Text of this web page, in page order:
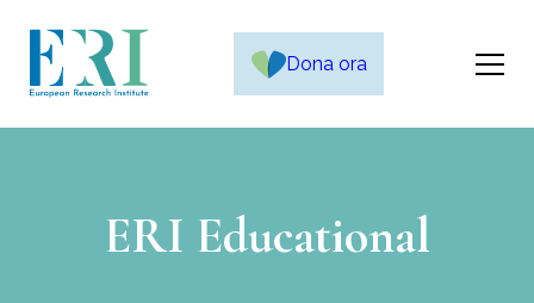
Dona ora
ERI Educational